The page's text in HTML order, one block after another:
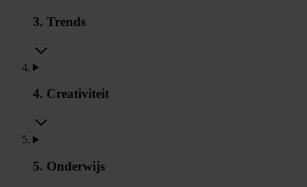
3. Trends
4. Creativiteit
5. Onderwijs